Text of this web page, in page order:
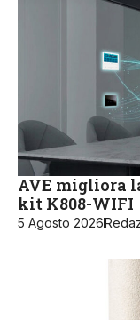
AVE migliora
kit K808-WIFI
5 Agosto 2026